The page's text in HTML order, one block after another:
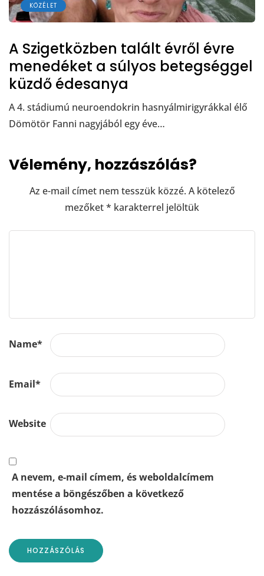
KÖZÉLET
A Szigetközben talált évről évre
menedéket a súlyos betegséggel
küzdő édesanya
A 4. stádiumú neuroendokrin hasnyálmirigyrákkal élő
Dömötör Fanni nagyjából egy éve…
Vélemény, hozzászólás?
Az e-mail címet nem tesszük közzé. A kötelező
mezőket* karakterrel jelöltük
Name*
Email*
Website
A nevem, e-mail címem, és weboldalcímem
mentése a böngészőben a következő
hozzászólásomhoz.